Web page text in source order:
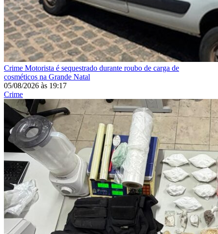
Crime Motorista é sequestrado durante roubo de carga de
cosméticos na Grande Natal
05/08/2026 às 19:17
Crime